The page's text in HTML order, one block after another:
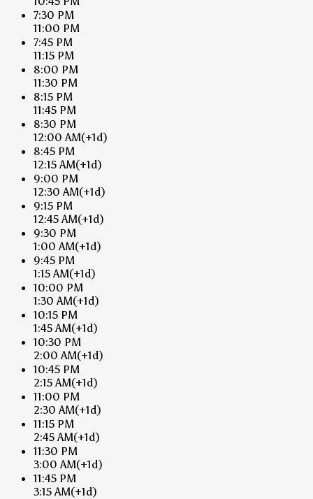
7:30 PM
11:00 PM
7:45 PM
11:15 PM
8:00 PM
11:30 PM
8:15 PM
11:45 PM
8:30 PM
12:00 AM(+1d)
8:45 PM
12:15 AM(+1d)
9:00 PM
12:30 AM(+1d)
9:15 PM
12:45 AM(+1d)
9:30 PM
1:00 AM(+1d)
9:45 PM
1:15 AM(+1d)
10:00 PM
1:30 AM(+1d)
10:15 PM
1:45 AM(+1d)
10:30 PM
2:00 AM(+1d)
10:45 PM
2:15 AM(+1d)
11:00 PM
2:30 AM(+1d)
11:15 PM
2:45 AM(+1d)
11:30 PM
3:00 AM(+1d)
11:45 PM
3:15 AM(+1d)